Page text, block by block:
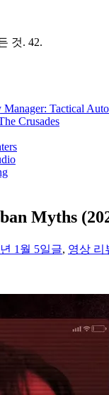
것. 42.
Tactical
Crusades
Myths
1월 5일글, 영상 리